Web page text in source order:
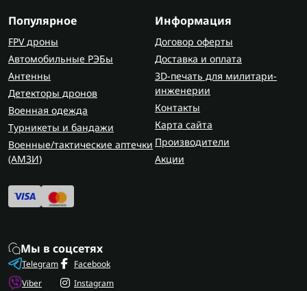
Популярное
FPV дроны
Автомобильные РЭБы
Антенны
Детекторы дронов
Военная одежда
Турникеты и бандажи
Военные/тактические аптечки
(AMЗИ)
Информация
Договор оферты
Доставка и оплата
3D-печать для милитари-
инженерии
Контакты
Карта сайта
Производители
Акции
Мы в соцсетях
Telegram
Viber
Facebook
Instagram